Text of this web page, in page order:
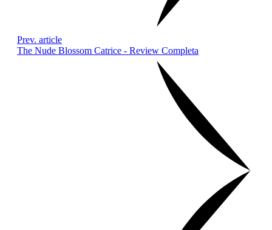
Prev. article
The Nude Blossom Catrice - Review Completa